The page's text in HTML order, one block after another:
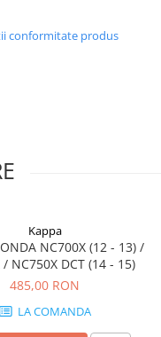
conformitate produs
Kappa
NC700X (12 - 13) /
/ NC750X DCT (14 - 15)
485,00 RON
LA COMANDA